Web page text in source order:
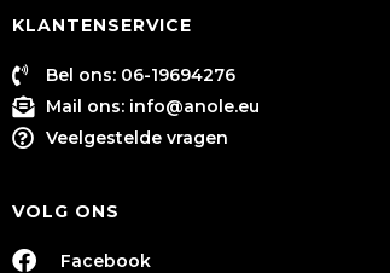
KLANTENSERVICE
Bel ons: 06-19694276
Mail ons: info@anole.eu
Veelgestelde vragen
VOLG ONS
Facebook